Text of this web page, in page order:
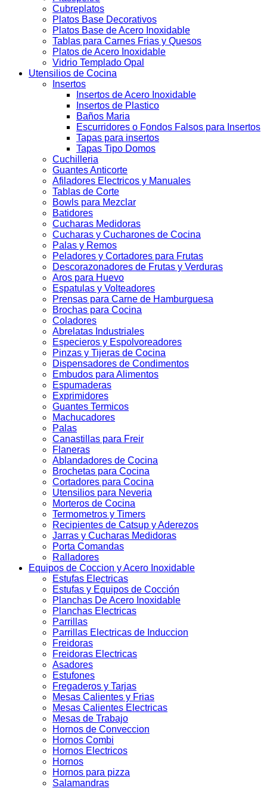
Cubreplatos
Platos Base Decorativos
Platos Base de Acero Inoxidable
Tablas para Carnes Frias y Quesos
Platos de Acero Inoxidable
Vidrio Templado Opal
Utensilios de Cocina
Insertos
Insertos de Acero Inoxidable
Insertos de Plastico
Baños Maria
Escurridores o Fondos Falsos para Insertos
Tapas para insertos
Tapas Tipo Domos
Cuchilleria
Guantes Anticorte
Afiladores Electricos y Manuales
Tablas de Corte
Bowls para Mezclar
Batidores
Cucharas Medidoras
Cucharas y Cucharones de Cocina
Palas y Remos
Peladores y Cortadores para Frutas
Descorazonadores de Frutas y Verduras
Aros para Huevo
Espatulas y Volteadores
Prensas para Carne de Hamburguesa
Brochas para Cocina
Coladores
Abrelatas Industriales
Especieros y Espolvoreadores
Pinzas y Tijeras de Cocina
Dispensadores de Condimentos
Embudos para Alimentos
Espumaderas
Exprimidores
Guantes Termicos
Machucadores
Palas
Canastillas para Freir
Flaneras
Ablandadores de Cocina
Brochetas para Cocina
Cortadores para Cocina
Utensilios para Neveria
Morteros de Cocina
Termometros y Timers
Recipientes de Catsup y Aderezos
Jarras y Cucharas Medidoras
Porta Comandas
Ralladores
Equipos de Coccion y Acero Inoxidable
Estufas Electricas
Estufas y Equipos de Cocción
Planchas De Acero Inoxidable
Planchas Electricas
Parrillas
Parrillas Electricas de Induccion
Freidoras
Freidoras Electricas
Asadores
Estufones
Fregaderos y Tarjas
Mesas Calientes y Frias
Mesas Calientes Electricas
Mesas de Trabajo
Hornos de Conveccion
Hornos Combi
Hornos Electricos
Hornos
Hornos para pizza
Salamandras